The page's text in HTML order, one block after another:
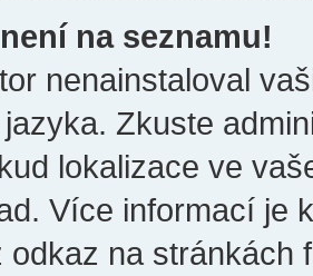
na seznamu!
nenainstaloval
Zkuste
lokalizace ve
Více informací je
odkaz na stránkách